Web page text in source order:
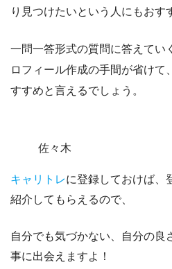
り見つけたいという人にもおす
一問一答形式の質問に答えてい
ロフィール作成の手間が省けて
すすめと言えるでしょう。
佐々木
キャリトレに登録しておけば、
紹介してもらえるので、
自分でも気づかない、自分の良
事に出会えますよ！